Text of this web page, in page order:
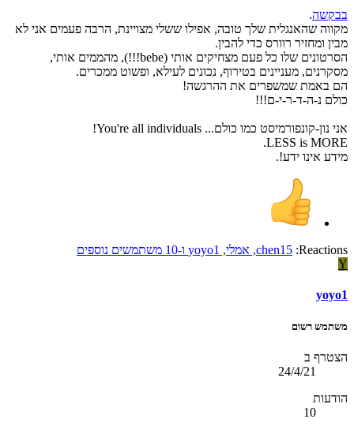
בבקשה.
מקווה שהאנגלית שלך טובה, אפילו ששלי מצויינת, הרבה פעמים אני לא
מבין ומחזיר רוורס כדי להבין.
הסרטונים שלו כל פעם מצחיקים אותי (bebe!!!), מהממים אותי,
מסקרנים, מעניינים בטירוף, נכונים לעילא, ופשוט ממכרים.
הם באמת שמשפרים את ההרגשה!
כולם נ-ה-ד-ר-י-ם!!!
אני נון-קונפורמיסט כמו כולם... You're all individuals!
LESS is MORE.
מידע אינו ידע!.
Reactions:
chen15
, אמלי,
yoyo1 ו-10 משתמשים נוספים
Y
yoyo1
משתמש רשום
הצטרף ב
24/4/21
הודעות
10